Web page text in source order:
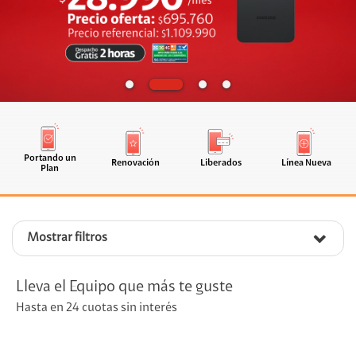
Portando un
Plan
Renovación Liberados Línea Nueva
Mostrar filtros
Lleva el Equipo que más te guste
Hasta en 24 cuotas sin interés